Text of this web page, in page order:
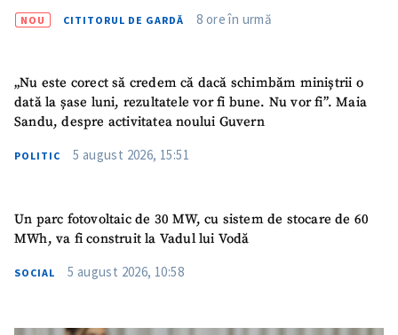
NOU CITITORUL DE GARDĂ 8 ore în urmă
„Nu este corect să credem că dacă schimbăm miniștrii o
dată la șase luni, rezultatele vor fi bune. Nu vor fi”. Maia
Sandu, despre activitatea noului Guvern
POLITIC 5 august 2026, 15:51
Un parc fotovoltaic de 30 MW, cu sistem de stocare de 60
MWh, va fi construit la Vadul lui Vodă
SOCIAL 5 august 2026, 10:58